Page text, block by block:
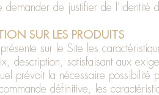
de justifier de l’identité
SUR LES PRODUITS
sur le Site les
description, satisfaisant aux
prévoit la nécessaire possibilité
définitive, les